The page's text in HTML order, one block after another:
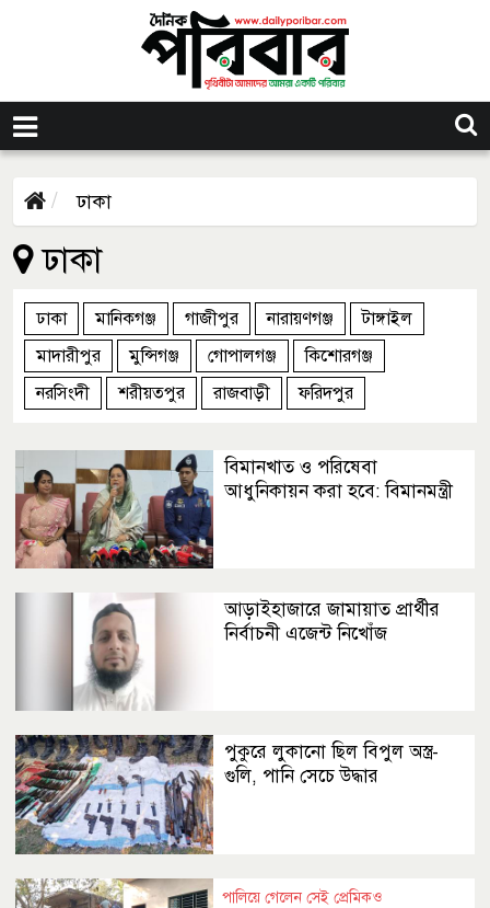
ঢাকা
ঢাকা
ঢাকা মানিকগঞ্জ গাজীপুর নারায়ণগঞ্জ
টাঙ্গাইল
মাদারীপুর
মুন্সিগঞ্জ গোপালগঞ্জ
কিশোরগঞ্জ
নরসিংদী
শরীয়তপুর রাজবাড়ী ফরিদপুর
বিমানখাত ও পরিষেবা
আধুনিকায়ন করা হবে: বিমানমন্ত্রী
আড়াইহাজারে জামায়াত প্রার্থীর
নির্বাচনী এজেন্ট নিখোঁজ
পুকুরে লুকানো ছিল বিপুল অস্ত্র-
গুলি, পানি সেচে উদ্ধার
পালিয়ে গেলেন সেই প্রেমিকও